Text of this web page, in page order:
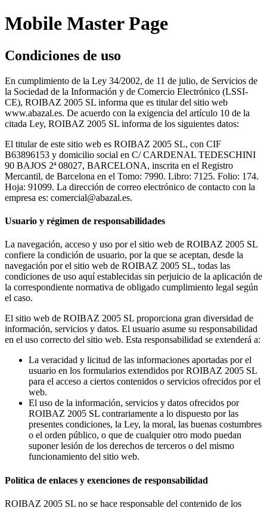
Mobile Master Page
Condiciones de uso
En cumplimiento de la Ley 34/2002, de 11 de julio, de Servicios de
la Sociedad de la Información y de Comercio Electrónico (LSSI-
CE), ROIBAZ 2005 SL informa que es titular del sitio web
www.abazal.es. De acuerdo con la exigencia del artículo 10 de la
citada Ley, ROIBAZ 2005 SL informa de los siguientes datos:
El titular de este sitio web es ROIBAZ 2005 SL, con CIF
B63896153 y domicilio social en C/ CARDENAL TEDESCHINI
90 BAJOS 2ª 08027, BARCELONA, inscrita en el Registro
Mercantil, de Barcelona en el Tomo: 7990. Libro: 7125. Folio: 174.
Hoja: 91099. La dirección de correo electrónico de contacto con la
empresa es: comercial@abazal.es.
Usuario y régimen de responsabilidades
La navegación, acceso y uso por el sitio web de ROIBAZ 2005 SL
confiere la condición de usuario, por la que se aceptan, desde la
navegación por el sitio web de ROIBAZ 2005 SL, todas las
condiciones de uso aquí establecidas sin perjuicio de la aplicación de
la correspondiente normativa de obligado cumplimiento legal según
el caso.
El sitio web de ROIBAZ 2005 SL proporciona gran diversidad de
información, servicios y datos. El usuario asume su responsabilidad
en el uso correcto del sitio web. Esta responsabilidad se extenderá a:
La veracidad y licitud de las informaciones aportadas por el
usuario en los formularios extendidos por ROIBAZ 2005 SL
para el acceso a ciertos contenidos o servicios ofrecidos por el
web.
El uso de la información, servicios y datos ofrecidos por
ROIBAZ 2005 SL contrariamente a lo dispuesto por las
presentes condiciones, la Ley, la moral, las buenas costumbres
o el orden público, o que de cualquier otro modo puedan
suponer lesión de los derechos de terceros o del mismo
funcionamiento del sitio web.
Política de enlaces y exenciones de responsabilidad
ROIBAZ 2005 SL no se hace responsable del contenido de los